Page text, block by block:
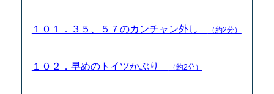
１０１．３５、５７のカンチャン外し （約2分）
１０２．早めのトイツかぶり （約2分）